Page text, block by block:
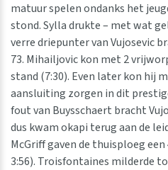
matuur spelen ondanks het
stond. Sylla drukte – met wat
verre driepunter van Vujosevic
73. Mihailjovic kon met 2
stand (7:30). Even later kon hij
aansluiting zorgen in dit
fout van Buysschaert bracht
dus kwam okapi terug aan de
McGriff gaven de thuisploeg
3:56). Troisfontaines milderde